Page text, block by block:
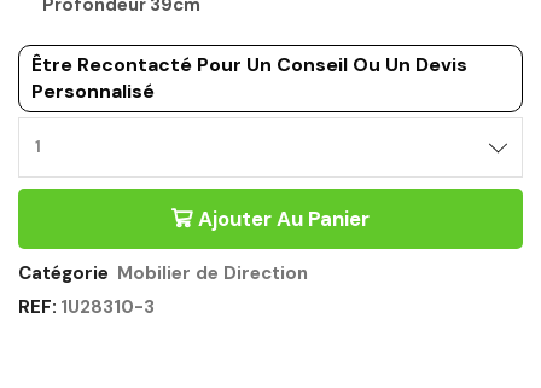
Profondeur 39cm
Être Recontacté Pour Un Conseil Ou Un Devis
Personnalisé
Ajouter Au Panier
Catégorie Mobilier de Direction
REF: 1U28310-3